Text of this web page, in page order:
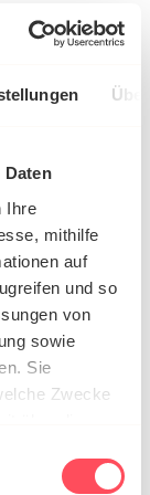
Ihre
mithilfe
auf
und so
von
sowie
Sie
Zwecke
Sie